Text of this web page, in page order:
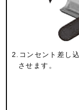
2.コンセント差し
させます。